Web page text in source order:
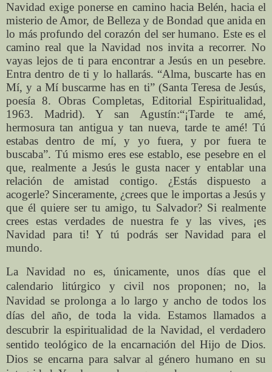
Navidad exige ponerse en camino hacia Belén, hacia el
misterio de Amor, de Belleza y de Bondad que anida en
lo más profundo del corazón del ser humano. Este es el
camino real que la Navidad nos invita a recorrer. No
vayas lejos de ti para encontrar a Jesús en un pesebre.
Entra dentro de ti y lo hallarás. “Alma, buscarte has en
Mí, y a Mí buscarme has en ti” (Santa Teresa de Jesús,
poesía 8. Obras Completas, Editorial Espiritualidad,
1963. Madrid). Y san Agustín:“¡Tarde te amé,
hermosura tan antigua y tan nueva, tarde te amé! Tú
estabas dentro de mí, y yo fuera, y por fuera te
buscaba”. Tú mismo eres ese establo, ese pesebre en el
que, realmente a Jesús le gusta nacer y entablar una
relación de amistad contigo. ¿Estás dispuesto a
acogerle? Sinceramente, ¿crees que le importas a Jesús y
que él quiere ser tu amigo, tu Salvador? Si realmente
crees estas verdades de nuestra fe y las vives, ¡es
Navidad para ti! Y tú podrás ser Navidad para el
mundo.
La Navidad no es, únicamente,unos días que el
calendario litúrgico y civil nos proponen; no, la
Navidad se prolonga a lo largo y ancho de todos los
días del año, de toda la vida. Estamos llamados a
descubrir la espiritualidad de la Navidad, el verdadero
sentido teológico de la encarnación del Hijo de Dios.
Dios se encarna para salvar al género humano en su